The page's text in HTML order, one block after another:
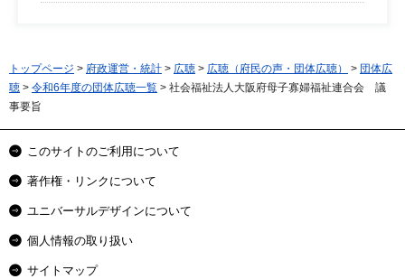
トップページ > 府政運営・統計 > 広聴 > 広聴（府民の声・団体広聴） > 団体広
聴 > 令和6年度の団体広聴一覧 > 社会福祉法人大阪府母子寡婦福祉連合会 議
事要旨
このサイトのご利用について
著作権・リンクについて
ユニバーサルデザインについて
個人情報の取り扱い
サイトマップ